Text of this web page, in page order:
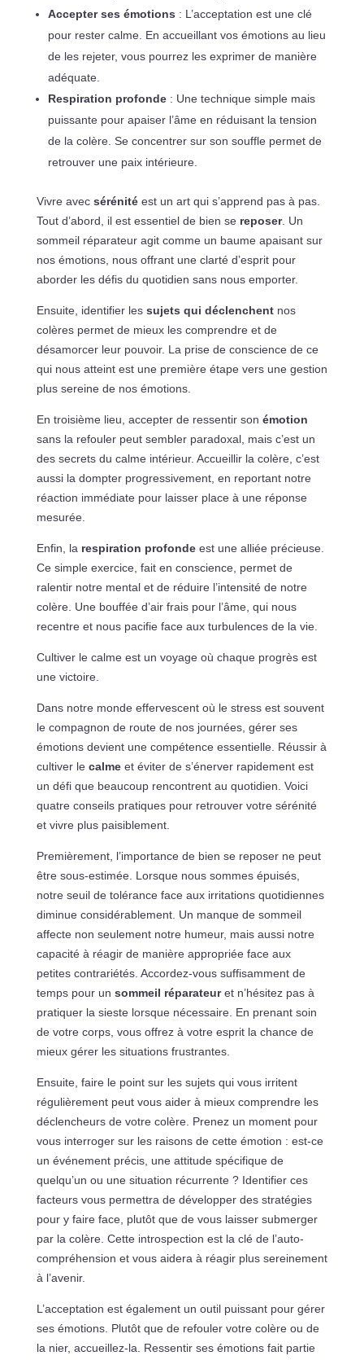
Accepter ses émotions : L’acceptation est une clé
pour rester calme. En accueillant vos émotions au lieu
de les rejeter, vous pourrez les exprimer de manière
adéquate.
Respiration profonde: Une technique simple mais
puissante pour apaiser l’âme en réduisant la tension
de la colère. Se concentrer sur son souffle permet de
retrouver une paix intérieure.
Vivre avec sérénitéest un art qui s’apprend pas à pas.
Tout d’abord, il est essentiel de bien se reposer. Un
sommeil réparateur agit comme un baume apaisant sur
nos émotions, nous offrant une clarté d’esprit pour
aborder les défis du quotidien sans nous emporter.
Ensuite, identifier les sujets qui déclenchentnos
colères permet de mieux les comprendre et de
désamorcer leur pouvoir. La prise de conscience de ce
qui nous atteint est une première étape vers une gestion
plus sereine de nos émotions.
En troisième lieu, accepter de ressentir son émotion
sans la refouler peut sembler paradoxal, mais c’est un
des secrets du calme intérieur. Accueillir la colère, c’est
aussi la dompter progressivement, en reportant notre
réaction immédiate pour laisser place à une réponse
mesurée.
Enfin, la respiration profondeest une alliée précieuse.
Ce simple exercice, fait en conscience, permet de
ralentir notre mental et de réduire l’intensité de notre
colère. Une bouffée d’air frais pour l’âme, qui nous
recentre et nous pacifie face aux turbulences de la vie.
Cultiver le calme est un voyage où chaque progrès est
une victoire.
Dans notre monde effervescent où le stress est souvent
le compagnon de route de nos journées, gérer ses
émotions devient une compétence essentielle. Réussir à
cultiver le calmeet éviter de s’énerver rapidement est
un défi que beaucoup rencontrent au quotidien. Voici
quatre conseils pratiques pour retrouver votre sérénité
et vivre plus paisiblement.
Premièrement, l’importance de bien se reposer ne peut
être sous-estimée. Lorsque nous sommes épuisés,
notre seuil de tolérance face aux irritations quotidiennes
diminue considérablement. Un manque de sommeil
affecte non seulement notre humeur, mais aussi notre
capacité à réagir de manière appropriée face aux
petites contrariétés. Accordez-vous suffisamment de
temps pour un sommeil réparateuret n’hésitez pas à
pratiquer la sieste lorsque nécessaire. En prenant soin
de votre corps, vous offrez à votre esprit la chance de
mieux gérer les situations frustrantes.
Ensuite, faire le point sur les sujets qui vous irritent
régulièrement peut vous aider à mieux comprendre les
déclencheurs de votre colère. Prenez un moment pour
vous interroger sur les raisons de cette émotion : est-ce
un événement précis, une attitude spécifique de
quelqu’un ou une situation récurrente ? Identifier ces
facteurs vous permettra de développer des stratégies
pour y faire face, plutôt que de vous laisser submerger
par la colère. Cette introspection est la clé de l’auto-
compréhension et vous aidera à réagir plus sereinement
à l’avenir.
L’acceptation est également un outil puissant pour gérer
ses émotions. Plutôt que de refouler votre colère ou de
la nier, accueillez-la. Ressentir ses émotions fait partie